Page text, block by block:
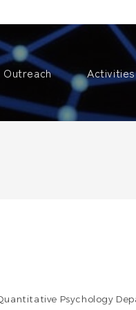
Outreach Activities
Psychology